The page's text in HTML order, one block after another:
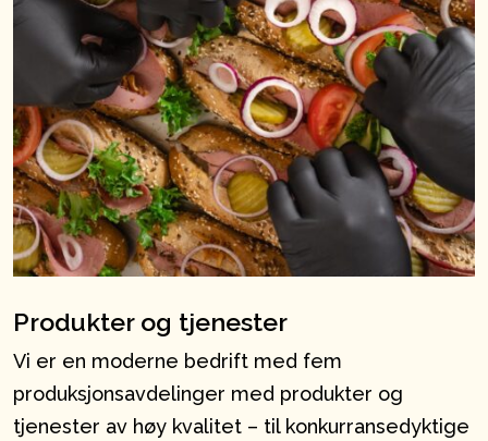
Produkter og tjenester
Vi er en moderne bedrift med fem
produksjonsavdelinger med produkter og
tjenester av høy kvalitet – til konkurransedyktige